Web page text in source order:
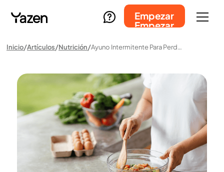
Empezar
Empezar
Inicio Artículos Nutrición Ayuno Intermitente Para Perder Peso: Cómo Funciona, Beneficios Y Riesgos